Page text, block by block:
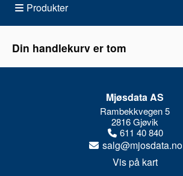
Produkter
Din handlekurv er tom
Mjøsdata AS
Rambekkvegen 5
2816 Gjøvik
611 40 840
salg@mjosdata.no
Vis på kart